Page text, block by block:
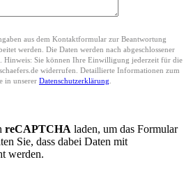
aus dem Kontaktformular zur Beantwortung
werden. Die Daten werden nach abgeschlossener
Hinweis: Sie können Ihre Einwilligung jederzeit für die
widerrufen. Detaillierte Informationen zum
in unserer Datenschutzerklärung
reCAPTCHA laden, um das Formular
Sie, dass dabei Daten mit
werden.